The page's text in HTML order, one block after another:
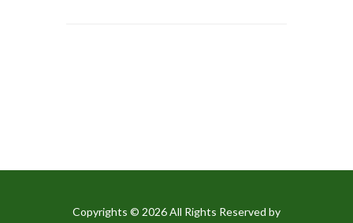
Copyrights © 2026 All Rights Reserved by